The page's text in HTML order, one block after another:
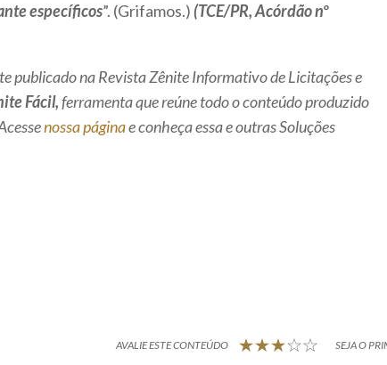
específicos”. (Grifamos.) (TCE/PR, Acórdão nº
publicado na Revista Zênite Informativo de Licitações e
Fácil,ferramenta que reúne todo o conteúdo produzido
nossa páginae conheça essa e outras Soluções
AVALIE ESTE CONTEÚDO SEJA O